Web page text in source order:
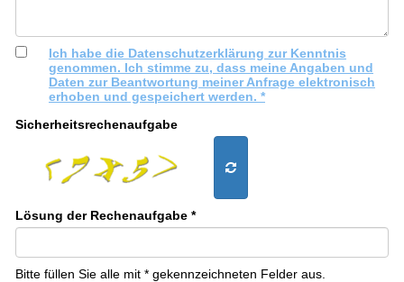
Ich habe die Datenschutzerklärung zur Kenntnis
genommen. Ich stimme zu, dass meine Angaben und
Daten zur Beantwortung meiner Anfrage elektronisch
erhoben und gespeichert werden. *
Sicherheitsrechenaufgabe
Lösung der Rechenaufgabe *
Bitte füllen Sie alle mit * gekennzeichneten Felder aus.